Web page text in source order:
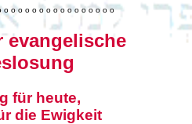
o o o o o o o o o o o o o o o o
evangelische
für heute,
die Ewigkeit